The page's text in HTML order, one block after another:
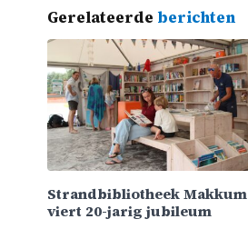
Gerelateerde berichten
Strandbibliotheek Makkum
viert 20-jarig jubileum